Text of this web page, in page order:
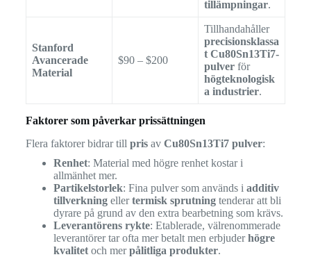
tillämpningar.
Stanford
Avancerade
Material
$90 – $200
Tillhandahåller
precisionsklassa
t Cu80Sn13Ti7-
pulverför
högteknologisk
a industrier.
Faktorer som påverkar prissättningen
Flera faktorer bidrar till prisav Cu80Sn13Ti7 pulver:
Renhet: Material med högre renhet kostar i
allmänhet mer.
Partikelstorlek: Fina pulver som används i additiv
tillverkningellertermisk sprutningtenderar att bli
dyrare på grund av den extra bearbetning som krävs.
Leverantörens rykte: Etablerade, välrenommerade
leverantörer tar ofta mer betalt men erbjuderhögre
kvalitetoch merpålitliga produkter.